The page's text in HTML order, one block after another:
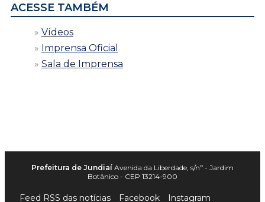
ACESSE TAMBÉM
Vídeos
Imprensa Oficial
Sala de Imprensa
Prefeitura de Jundiaí Avenida da Liberdade, s/nº - Jardim
Botânico - CEP 13214-900
Feed RSS das notícias Facebook
Instagram